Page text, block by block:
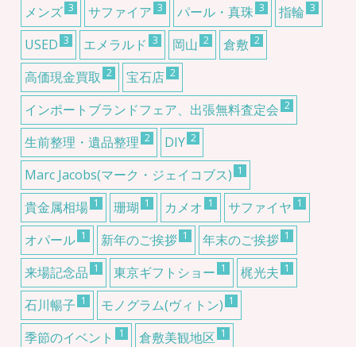
メンズ 3 サファイア 3 パール・真珠 3 指輪 3
USED 3 エメラルド 3 岡山 2 倉敷 2
高価現金買取 2 宝石店 2
インポートブランドフェア、出張無料査定会 2
生前整理・遺品整理 2 DIY 2
Marc Jacobs(マーク・ジェイコブス) 1
貴金属相場 1 珊瑚 1 カメオ 1 サファイヤ 1
オパール 1 新年のご挨拶 1 年末のご挨拶 1
来場記念品 1 東京ギフトショー 1 梶光夫 1
石川暢子 1 モノグラム(ヴィトン) 1
季節のイベント 1 倉敷美観地区 1